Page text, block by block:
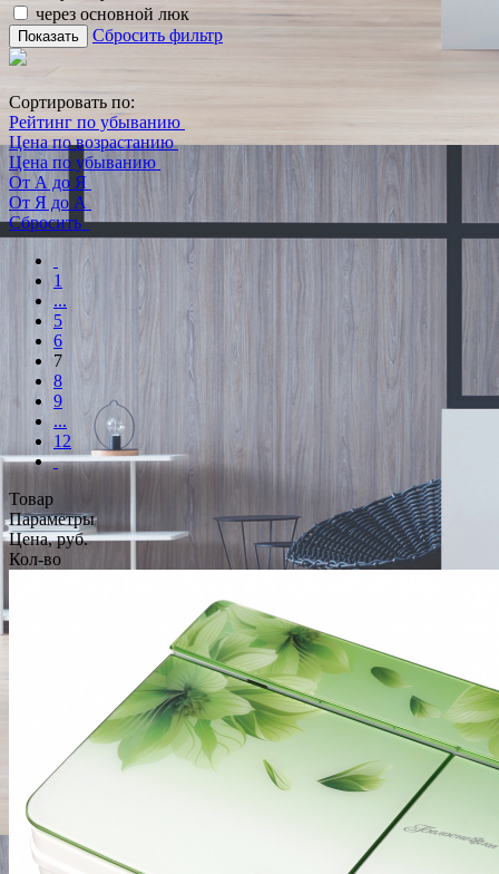
через основной люк
Показать Сбросить фильтр
Сортировать по:
Рейтинг по убыванию
Цена по возрастанию
Цена по убыванию
От А до Я
От Я до А
Сбросить
1
...
5
6
7
8
9
...
12
Товар
Параметры
Цена, руб.
Кол-во